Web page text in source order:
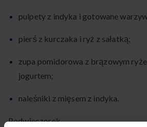
pulpety z indyka i gotowane
pierś z kurczaka i ryż z sałatką;
zupa pomidorowa z brązowym
jogurtem;
naleśniki z mięsem z indyka.
Podwieczorek